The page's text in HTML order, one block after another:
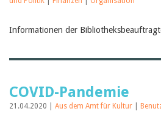
Informationen der
COVID-Pandemie
21.04.2020 | Aus dem Amt für Kultur